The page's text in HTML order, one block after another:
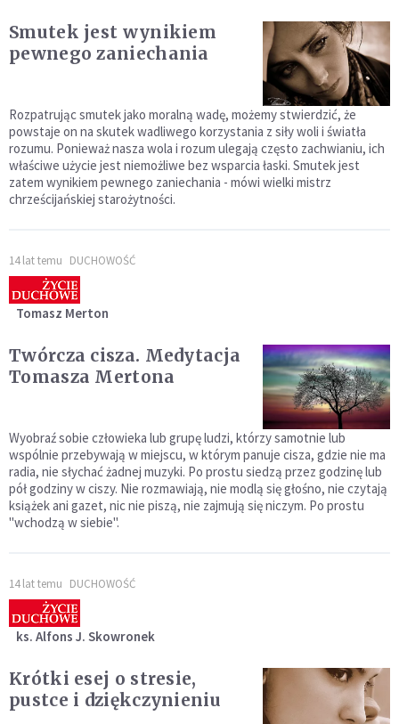
Smutek jest wynikiem
pewnego zaniechania
Rozpatrując smutek jako moralną wadę, możemy stwierdzić, że
powstaje on na skutek wadliwego korzystania z siły woli i światła
rozumu. Ponieważ nasza wola i rozum ulegają często zachwianiu, ich
właściwe użycie jest niemożliwe bez wsparcia łaski. Smutek jest
zatem wynikiem pewnego zaniechania - mówi wielki mistrz
chrześcijańskiej starożytności.
14 lat temu DUCHOWOŚĆ
Tomasz Merton
Twórcza cisza. Medytacja
Tomasza Mertona
Wyobraź sobie człowieka lub grupę ludzi, którzy samotnie lub
wspólnie przebywają w miejscu, w którym panuje cisza, gdzie nie ma
radia, nie słychać żadnej muzyki. Po prostu siedzą przez godzinę lub
pół godziny w ciszy. Nie rozmawiają, nie modlą się głośno, nie czytają
książek ani gazet, nic nie piszą, nie zajmują się niczym. Po prostu
"wchodzą w siebie".
14 lat temu DUCHOWOŚĆ
ks. Alfons J. Skowronek
Krótki esej o stresie,
pustce i dziękczynieniu